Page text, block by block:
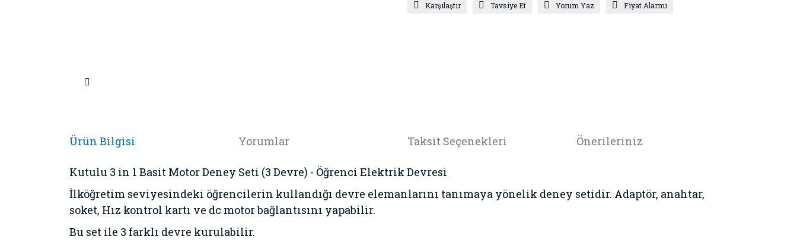
Karşılaştır Tavsiye Et Yorum Yaz Fiyat Alarmı
Ürün Bilgisi Yorumlar Taksit Seçenekleri Önerileriniz
Kutulu 3 in 1 Basit Motor Deney Seti (3 Devre) - Öğrenci Elektrik Devresi
İlköğretim seviyesindeki öğrencilerin kullandığı devre elemanlarını tanımaya yönelik deney setidir. Adaptör, anahtar,
soket, Hız kontrol kartı ve dc motor bağlantısını yapabilir.
Bu set ile 3 farklı devre kurulabilir.